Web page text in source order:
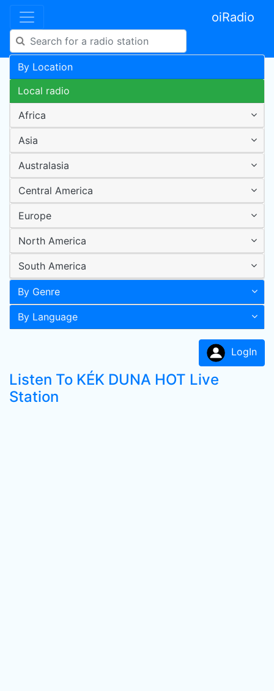
oiRadio
By Location
Local radio
Africa
Asia
Australasia
Central America
Europe
North America
South America
By Genre
By Language
LogIn
Listen To KÉK DUNA HOT Live
Station